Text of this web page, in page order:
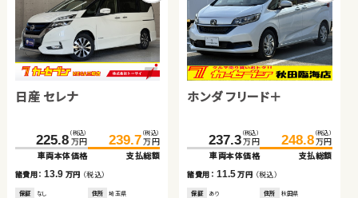
日産 セレナ
225.8 （税込）
万円
車両本体価格
239.7 （税込）
万円
支払総額
諸費用：13.9 万円 （税込）
保証 なし 住所 埼玉県
ホンダ フリード＋
237.3 （税込）
万円
車両本体価格
248.8 （税込）
万円
支払総額
諸費用： 11.5万円 （税込）
保証 あり 住所 秋田県
日産 エクストレイル
91.3万円
車両本体価格
トヨタ アルファード
99.9 （税込）
万円
車両本体価格
111.8 （税込）
万円
支払総額
諸費用： 11.9万円 （税込）
保証 なし 住所 京都府
トヨタ ノア
157.3 （税込）
万円
車両本体価格
166.0 （税込）
万円
支払総額
諸費用：8.7万円（税込）
保証 なし 住所 長野県
スバル フォレスター ハイ
181.4 （税込）
万円
車両本体価格
193.4 （税込）
万円
支払総額
諸費用： 12.0万円 （税込）
保証 あり 住所 埼玉県
トヨタ ルーミー
159.7 （税込）
万円
車両本体価格
165.8 （税込）
万円
支払総額
諸費用：6.1万円（税込）
保証 なし 住所 岡山県
ホンダ フィット
159.9 （税込）
万円
車両本体価格
164.9 （税込）
万円
支払総額
諸費用： 5.0万円（税込）
保証 あり 住所 徳島県